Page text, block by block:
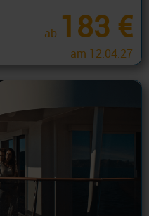
ab 183 €
am 12.04.27